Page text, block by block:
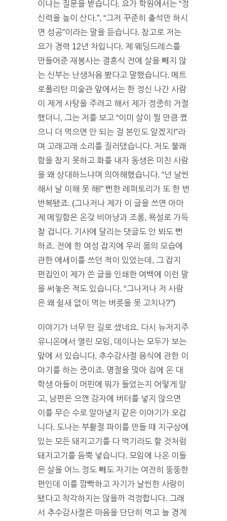
이냐는 질문을 받습니다. 요가 학원에서는 “정
신력을 높이 산다.”, “그저 꾸준히 출석만 하시
면 성공”이라는 말을 듣습니다. 참고로 저는
요가 경력 12년 차입니다. 제 웨딩드레스를
만들어준 재봉사는 결혼식 전에 살을 빼지 않
는 신부는 난생처음 봤다고 말했습니다. 메트
로폴리탄 미술관 앞에서는 한 정신 나간 사람
이 제게 사탕을 주려고 해서 제가 정중히 거절
했더니, 그는 저를 보고 “이미 살이 찔 만큼 쪘
으니 더 먹으면 안 되는 걸 본인도 알겠지!”라
며 고래고래 소리를 질러댔습니다. 저도 불쾌
함을 참지 못하고 화를 내자 동생은 미친 사람
을 왜 상대하느냐며 의아해했습니다. “넌 날씬
해서 날 이해 못 해!” 뻔한 레퍼토리가 또 한 번
반복됐죠. (그나저나 제가 이 글을 쓰면 아마
제 메일함은 온갖 비아냥과 조롱, 욕설로 가득
찰 겁니다. 기사에 달리는 댓글도 안 봐도 뻔
하죠. 전에 한 여성 잡지에 우리 몸의 모습에
관한 에세이를 쓰던 적이 있었는데, 그 잡지
편집인이 제가 쓴 글을 인쇄한 여백에 이런 말
을 써놓은 적도 있습니다. “그나저나 저 사람
은 왜 쉴새 없이 먹는 버릇을 못 고치나?”)
이야기가 너무 딴 길로 샜네요. 다시 뉴저지주
유니온에서 열린 모임, 데이나는 모두가 보는
앞에 서 있습니다. 추수감사절 음식에 관한 이
야기를 하는 중이죠. 명절을 맞아 집에 온 대
학생 아들이 머핀에 뭐가 들었는지 어떻게 알
고, 남편은 으깬 감자에 버터를 넣지 않으면
이를 무슨 수로 알아낼지 같은 이야기가 오갑
니다. 도나는 부활절 파이를 만들 때 지구상에
있는 모든 돼지고기를 다 먹기라도 할 것처럼
돼지고기를 듬뿍 넣습니다. 모임에 나온 이들
은 살을 어느 정도 빼도 자기는 여전히 뚱뚱한
편인데 이를 깜빡하고 자기가 날씬한 사람이
됐다고 착각하지는 않을까 걱정합니다. 그래
서 추수감사절은 마음을 단단히 먹고 늘 경계